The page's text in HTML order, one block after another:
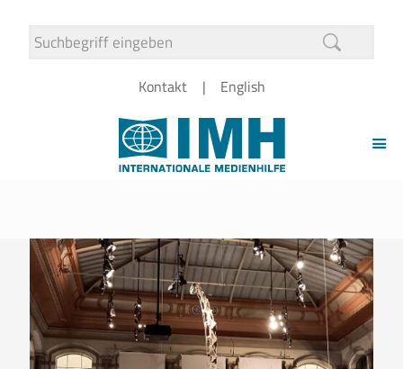
Kontakt English